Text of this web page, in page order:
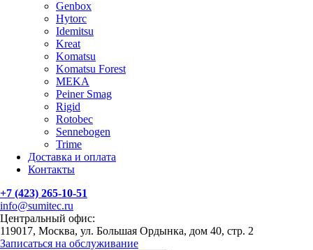
Genbox
Hytorc
Idemitsu
Kreat
Komatsu
Komatsu Forest
MEKA
Peiner Smag
Rigid
Rotobec
Sennebogen
Trime
Доставка и оплата
Контакты
+7 (423) 265-10-51
info@sumitec.ru
Центральный офис:
119017, Москва, ул. Большая Ордынка, дом 40, стр. 2
Записаться на обслуживание